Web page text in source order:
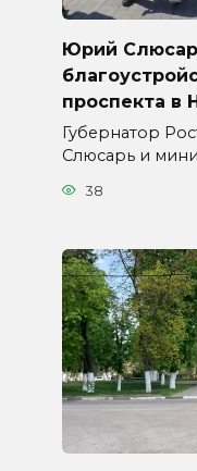
Юрий
проспекта в
Губернатор
Слюсарь и
38